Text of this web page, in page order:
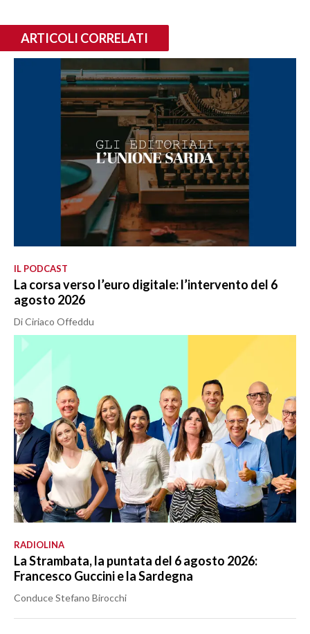
ARTICOLI CORRELATI
IL PODCAST
La corsa verso l’euro digitale: l’intervento del 6
agosto 2026
Di Ciriaco Offeddu
RADIOLINA
La Strambata, la puntata del 6 agosto 2026:
Francesco Guccini e la Sardegna
Conduce Stefano Birocchi